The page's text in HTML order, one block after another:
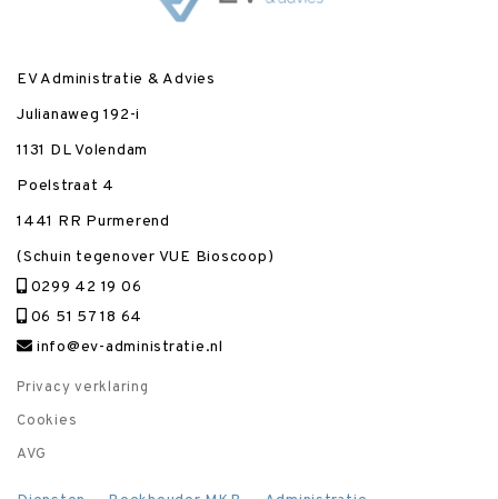
EV Administratie & Advies
Julianaweg 192-i
1131 DL Volendam
Poelstraat 4
1441 RR Purmerend
(Schuin tegenover VUE Bioscoop)
0299 42 19 06
06 51 57 18 64
info@ev-administratie.nl
Privacy verklaring
Cookies
AVG